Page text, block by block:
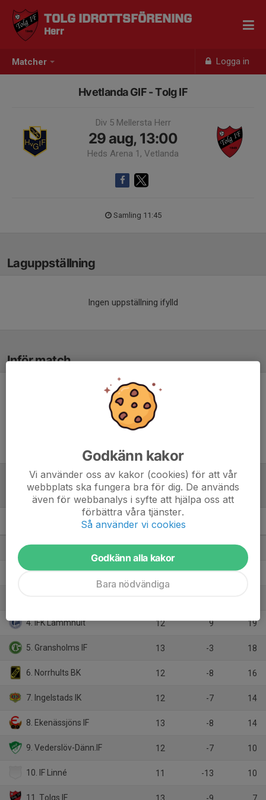
Matcher Logga in
TOLG IDROTTSFÖRENING
Herr
Hvetlanda GIF - Tolg IF
Div 5 Mellersta Herr
29 aug, 13:00
Heds Arena 1, Vetlanda
Samling 11:45
Laguppställning
Ingen uppställning ifylld
Inför match
Inget skrivet
Tabell
Div 5 Mellersta Herr M
1. Bäckseda IF
2. Hvetlanda GIF 13 12
4. IFK Lammhult 12 9 19
5. Gransholms IF 13 -3 18
6. Norrhults BK 12 -8 16
7. Ingelstads IK 12 -7 14
8. Ekenässjöns IF 13 -8 14
9. Vederslöv-Dänn.IF 12 -7 10
10. IF Linné 11 -13 10
11. Tolgs IF
Godkänn kakor
Vi använder oss av kakor (cookies) för att vår
webbplats ska fungera bra för dig. De används
även för webbanalys i syfte att hjälpa oss att
förbättra våra tjänster.
Så använder vi cookies
Godkänn alla kakor
Bara nödvändiga